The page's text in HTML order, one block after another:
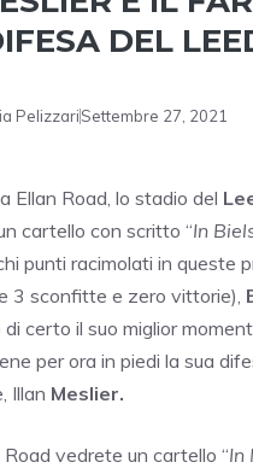
DEL
PelizzariSettembre 27, 2021
Ellan Road, lo stadio del
cartello con scritto “In
punti racimolati in queste
3 sconfitte e zero vittorie),
certo il suo miglior
per ora in piedi la sua
Illan Meslier.
vedrete un cartello “In